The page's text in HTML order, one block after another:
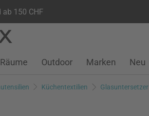
ab 150 CHF
Seiteninhalt
Suchfeld
Räume Outdoor Marken Neu
Küchentextilien Glasuntersetzer